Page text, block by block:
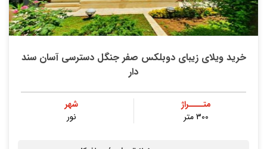
خرید ویلای زیبای دوبلکس صفر جنگل دسترسی آسان سند
دار
متــــراژ
300 متر
شهر
نور